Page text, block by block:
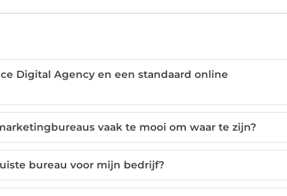
Digital Agency en een standaard online
vaak te mooi om waar te zijn?
bureau voor mijn bedrijf?